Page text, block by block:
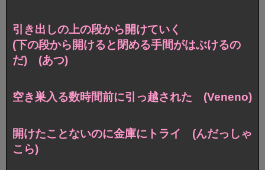
引き出しの上の段から開けていく
(下の段から開けると閉める手間がはぶけるの
だ) (あつ)
空き巣入る数時間前に引っ越された (Veneno)
開けたことないのに金庫にトライ (んだっしゃ
こら)